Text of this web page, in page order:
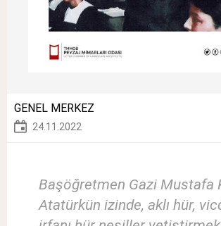
GENEL MERKEZ
24.11.2022
Başöğretmen Gazi Mustafa
Atatürkün izinde, aklı hür,